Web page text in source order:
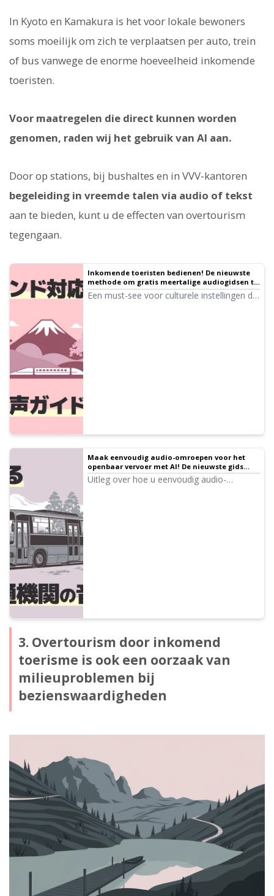
In Kyoto en Kamakura is het voor lokale bewoners
soms moeilijk om zich te verplaatsen per auto, trein
of bus vanwege de enorme hoeveelheid inkomende
toeristen.
Voor maatregelen die direct kunnen worden
genomen, raden wij het gebruik van AI aan.
Door op stations, bij bushaltes en in VVV-kantoren
begeleiding in vreemde talen via audio of tekst
aan te bieden, kunt u de effecten van overtourism
tegengaan.
Inkomende toeristen bedienen! De nieuwste
methode om gratis meertalige audiogidsen te
maken en uitleg over de voordelen
Een must-see voor culturele instellingen die
Maak eenvoudig audio-omroepen voor het
openbaar vervoer met AI! De nieuwste gids
voor inkomend toerisme op stations, treinen
en bussen tot aan toegankelijkheid
Uitleg over hoe u eenvoudig audio-
3. Overtourism door inkomend
toerisme is ook een oorzaak van
milieuproblemen bij
bezienswaardigheden